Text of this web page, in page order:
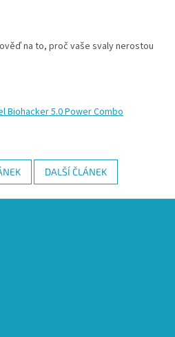
na to, proč vaše svaly nerostou
Biohacker 5.0 Power Combo
DALŠÍ ČLÁNEK